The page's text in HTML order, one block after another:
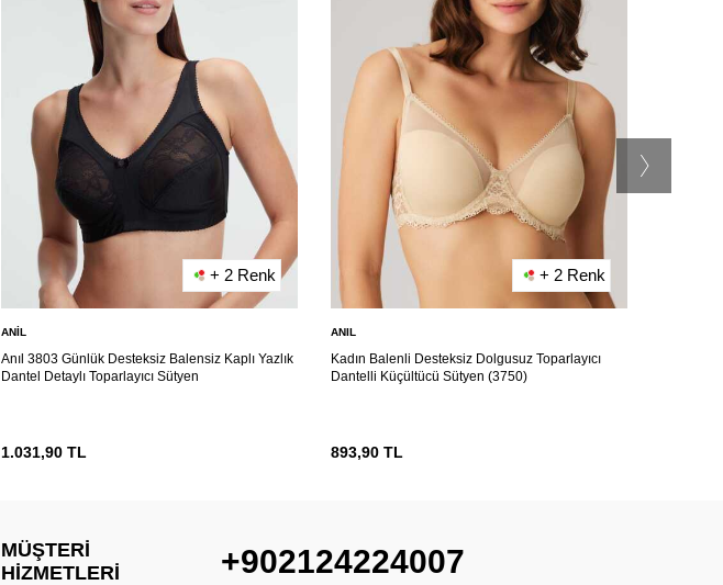
+ 2 Renk
ANIL
Anıl 3803 Günlük Desteksiz Balensiz Kaplı Yazlık
Dantel Detaylı Toparlayıcı Sütyen
1.031,90 TL
+ 2 Renk
ANIL
Kadın Balenli Desteksiz Dolgusuz Toparlayıcı
Dantelli Küçültücü Sütyen (3750)
893,90 TL
MÜŞTERI
HIZMETLERI
+902124224007